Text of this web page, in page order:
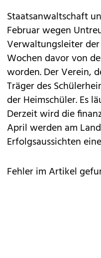
Staatsanwaltschaft
Februar wegen
Verwaltungsleiter
Wochen davor von
worden. Der Verein,
Träger des
der Heimschüler. Es
Derzeit wird die
April werden am
Erfolgsaussichten
Fehler im Artikel